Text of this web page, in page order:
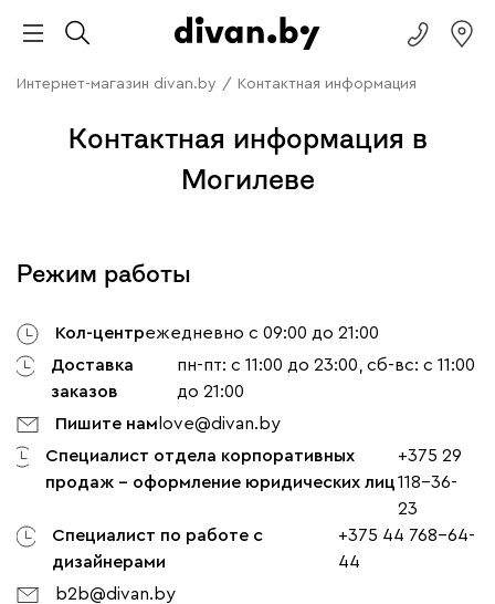
Интернет-магазин divan.by / Контактная информация
Контактная информация в
Могилеве
Режим работы
Кол-центрежедневно с 09:00 до 21:00
Доставка
заказов
пн-пт: с 11:00 до 23:00, сб-вс: с 11:00
до 21:00
Пишите нам love@divan.by
Специалист отдела корпоративных
продаж - оформление юридических лиц
+375 29
118-36-
23
Специалист по работе с
дизайнерами
+375 44 768-64-
44
b2b@divan.by